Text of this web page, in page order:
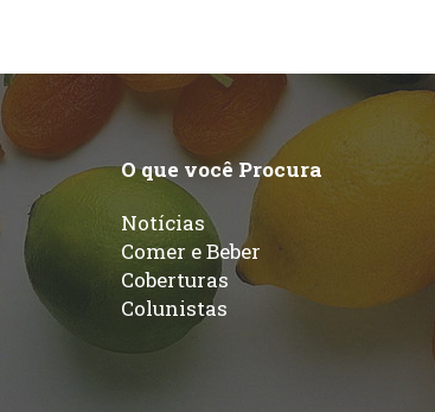
O que você Procura
Notícias
Comer e Beber
Coberturas
Colunistas